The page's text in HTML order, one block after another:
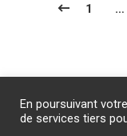
1 …
En poursuivant
de services tiers